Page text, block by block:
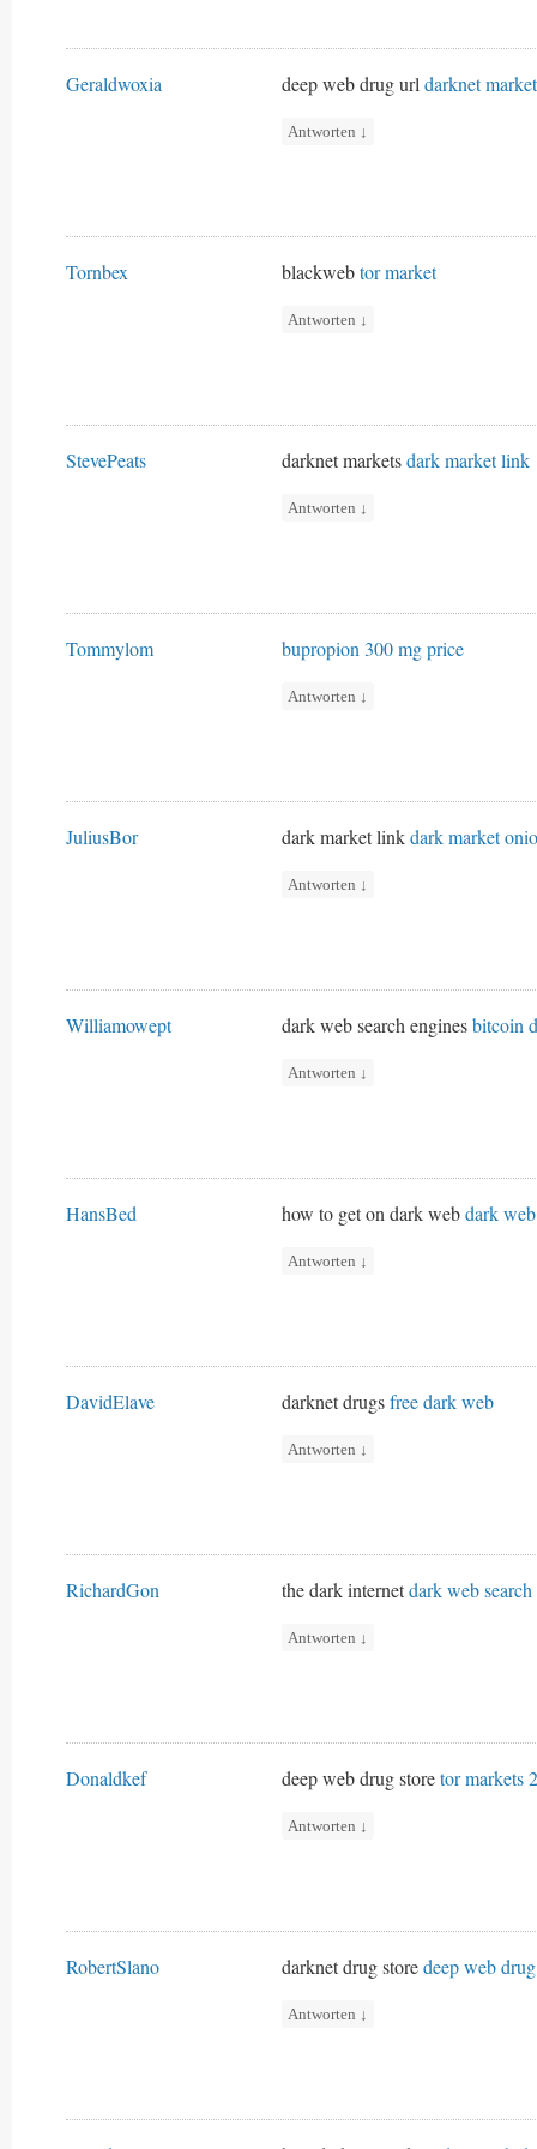
Geraldwoxia deep web drug urldarknet
Antworten ↓
Tornbex blackwebtor market
Antworten ↓
StevePeats darknet marketsdark market link
Antworten ↓
Tommylom bupropion 300 mg price
Antworten ↓
JuliusBor dark market linkdark market
Antworten ↓
Williamowept dark web search enginesbitcoin
Antworten ↓
HansBed how to get on dark webdark
Antworten ↓
DavidElave darknet drugsfree dark web
Antworten ↓
RichardGon the dark internetdark web
Antworten ↓
Donaldkef deep web drug storetor markets
Antworten ↓
RobertSlano darknet drug storedeep web
Antworten ↓